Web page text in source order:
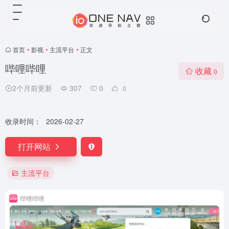
首页 • 影视 • 主流平台 • 正文
哔哩哔哩
2个月前更新 307 0 0
收藏 0
收录时间： 2026-02-27
打开网站
主流平台
哔哩哔哩